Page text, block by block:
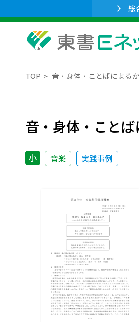
総
TOP 音・身体・ことばによる
音・身体・こと
小 音楽 実践事例